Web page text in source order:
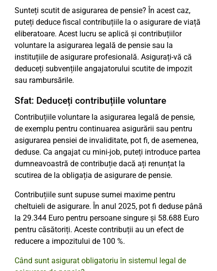
Sunteți scutit de asigurarea de pensie? În acest caz,
puteți deduce fiscal contribuțiile la o asigurare de viață
eliberatoare. Acest lucru se aplică și contribuțiilor
voluntare la asigurarea legală de pensie sau la
instituțiile de asigurare profesională. Asigurați-vă că
deduceți subvențiile angajatorului scutite de impozit
sau rambursările.
Sfat: Deduceți contribuțiile voluntare
Contribuțiile voluntare la asigurarea legală de pensie,
de exemplu pentru continuarea asigurării sau pentru
asigurarea pensiei de invaliditate, pot fi, de asemenea,
deduse. Ca angajat cu mini-job, puteți introduce partea
dumneavoastră de contribuție dacă ați renunțat la
scutirea de la obligația de asigurare de pensie.
Contribuțiile sunt supuse sumei maxime pentru
cheltuieli de asigurare. În anul 2025, pot fi deduse până
la 29.344 Euro pentru persoane singure și 58.688 Euro
pentru căsătoriți. Aceste contribuții au un efect de
reducere a impozitului de 100 %.
Când sunt asigurat obligatoriu în sistemul legal de